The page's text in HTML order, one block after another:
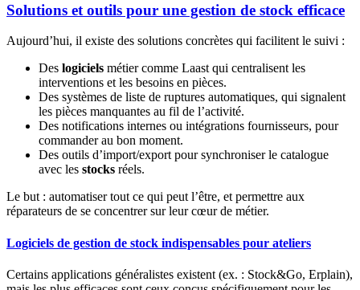
Solutions et outils pour une gestion de stock efficace
Aujourd’hui, il existe des solutions concrètes qui facilitent le suivi :
Des logiciels métier comme Laast qui centralisent les
interventions et les besoins en pièces.
Des systèmes de liste de ruptures automatiques, qui signalent
les pièces manquantes au fil de l’activité.
Des notifications internes ou intégrations fournisseurs, pour
commander au bon moment.
Des outils d’import/export pour synchroniser le catalogue
avec les stocks réels.
Le but : automatiser tout ce qui peut l’être, et permettre aux
réparateurs de se concentrer sur leur cœur de métier.
Logiciels de gestion de stock indispensables pour ateliers
Certains applications généralistes existent (ex. : Stock&Go, Erplain),